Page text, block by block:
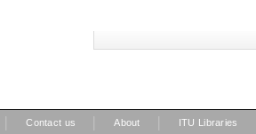
Contact us About ITU Libraries